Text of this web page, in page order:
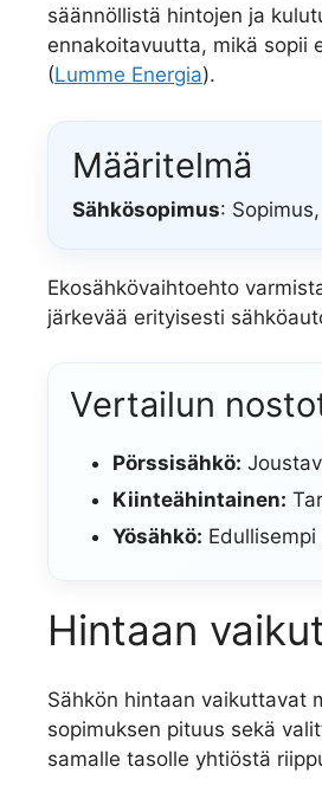
säännöllistä hintojen ja
ennakoitavuutta, mikä sopii
(Lumme Energia).
Määritelmä
Sähkösopimus:
Ekosähkövaihtoehto
järkevää erityisesti
Vertailun
Pörssisähkö:
Kiinteähintainen:
Yösähkö:
Hintaan
Sähkön hintaan vaikuttavat
sopimuksen pituus sekä
samalle tasolle yhtiöstä